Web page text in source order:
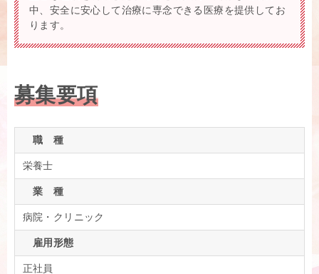
中、安全に安心して治療に専念できる医療を提供してお
ります。
募集要項
職 種
栄養士
業 種
病院・クリニック
雇用形態
正社員